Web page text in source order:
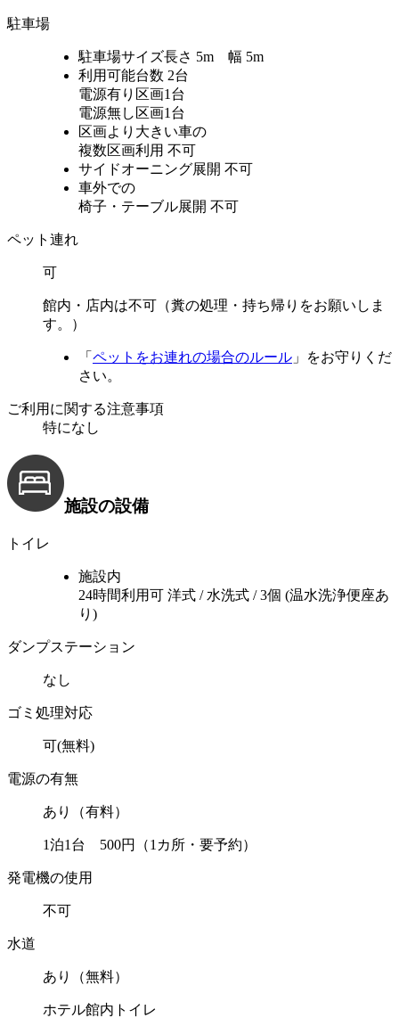
駐車場
駐車場サイズ長さ 5m 幅 5m
利用可能台数 2台
電源有り区画1台
電源無し区画1台
区画より大きい車の
複数区画利用 不可
サイドオーニング展開 不可
車外での
椅子・テーブル展開 不可
ペット連れ
可
館内・店内は不可（糞の処理・持ち帰りをお願いしま
す。）
「 ペットをお連れの場合のルール 」をお守りくだ
さい。
ご利用に関する注意事項
特になし
施設の設備
トイレ
施設内
24時間利用可 洋式 / 水洗式 / 3個 (温水洗浄便座あ
り)
ダンプステーション
なし
ゴミ処理対応
可(無料)
電源の有無
あり（有料）
1泊1台 500円（1カ所・要予約）
発電機の使用
不可
水道
あり（無料）
ホテル館内トイレ